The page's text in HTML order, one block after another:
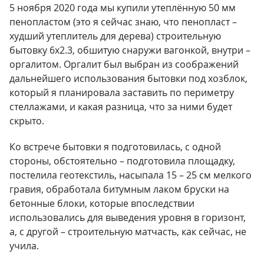
5 ноября 2020 года мы купили утеплённую 50 мм
пенопластом (это я сейчас знаю, что пенопласт –
худший утеплитель для дерева) строительную
бытовку 6х2.3, обшитую снаружи вагонкой, внутри –
оргалитом. Оргалит был выбран из соображений
дальнейшего использования бытовки под хозблок,
который я планировала заставить по периметру
стеллажами, и какая разница, что за ними будет
скрыто.
Ко встрече бытовки я подготовилась, с одной
стороны, обстоятельно – подготовила площадку,
постелила геотекстиль, насыпала 15 – 25 см мелкого
гравия, обработала битумным лаком бруски на
бетонные блоки, которые впоследствии
использовались для выведения уровня в горизонт,
а, с другой – строительную матчасть, как сейчас, не
учила.